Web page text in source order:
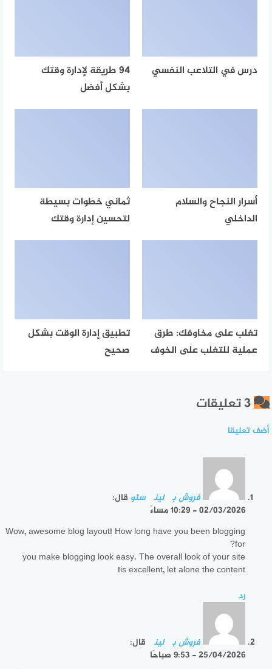
درس في التلاعب النفسي
94 طريقة لإدارة وقتك
بشكل أفضل
أسرار النجاح والسلام
الداخلي
ثماني خطوات بسيطة
لتحسين إدارة وقتك
تغلب على مخاوفك: طرق
عملية للتغلب على الخوف
تطبيق إدارة الوقت بشكل
صحيح
3 تعليقات
أضف تعليقا
فروش بک لینک سئو قال:
02/03/2026 - 10:29 مساءً
Wow, awesome blog layout! How long have you been blogging
for?
you make blogging look easy. The overall look of your site
is excellent, let alone the content!
رد
فروش بک لینک
قال:
25/04/2026 - 9:53 صباحًا